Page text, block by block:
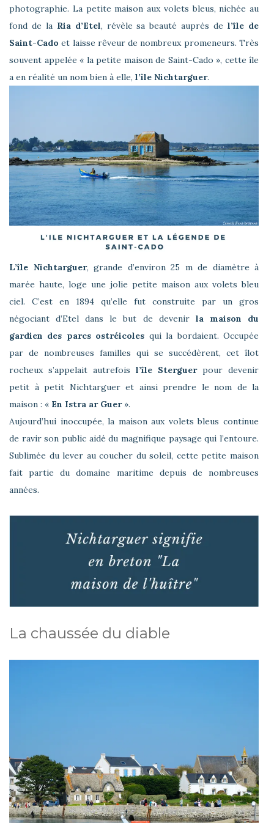
photographie. La petite maison aux volets bleus, nichée au
fond de la Ria d’Etel, révèle sa beauté auprès del’île de
Saint-Cado et laisse rêveur de nombreux promeneurs. Très
souvent appelée « la petite maison de Saint-Cado », cette île
a en réalité un nom bien à elle, l’île Nichtarguer.
L’île Nichtarguer, grande d’environ 25 m de diamètre à
marée haute, loge une jolie petite maison aux volets bleu
ciel. C’est en 1894 qu’elle fut construite par un gros
négociant d’Etel dans le but de devenir la maison du
gardien des parcs ostréicoles qui la bordaient. Occupée
par de nombreuses familles qui se succédèrent, cet îlot
rocheux s’appelait autrefois l’île Sterguer pour devenir
petit à petit Nichtarguer et ainsi prendre le nom de la
maison : « En Istra ar Guer».
Aujourd’hui inoccupée, la maison aux volets bleus continue
de ravir son public aidé du magnifique paysage qui l’entoure.
Sublimée du lever au coucher du soleil, cette petite maison
fait partie du domaine maritime depuis de nombreuses
années.
La chaussée du diable